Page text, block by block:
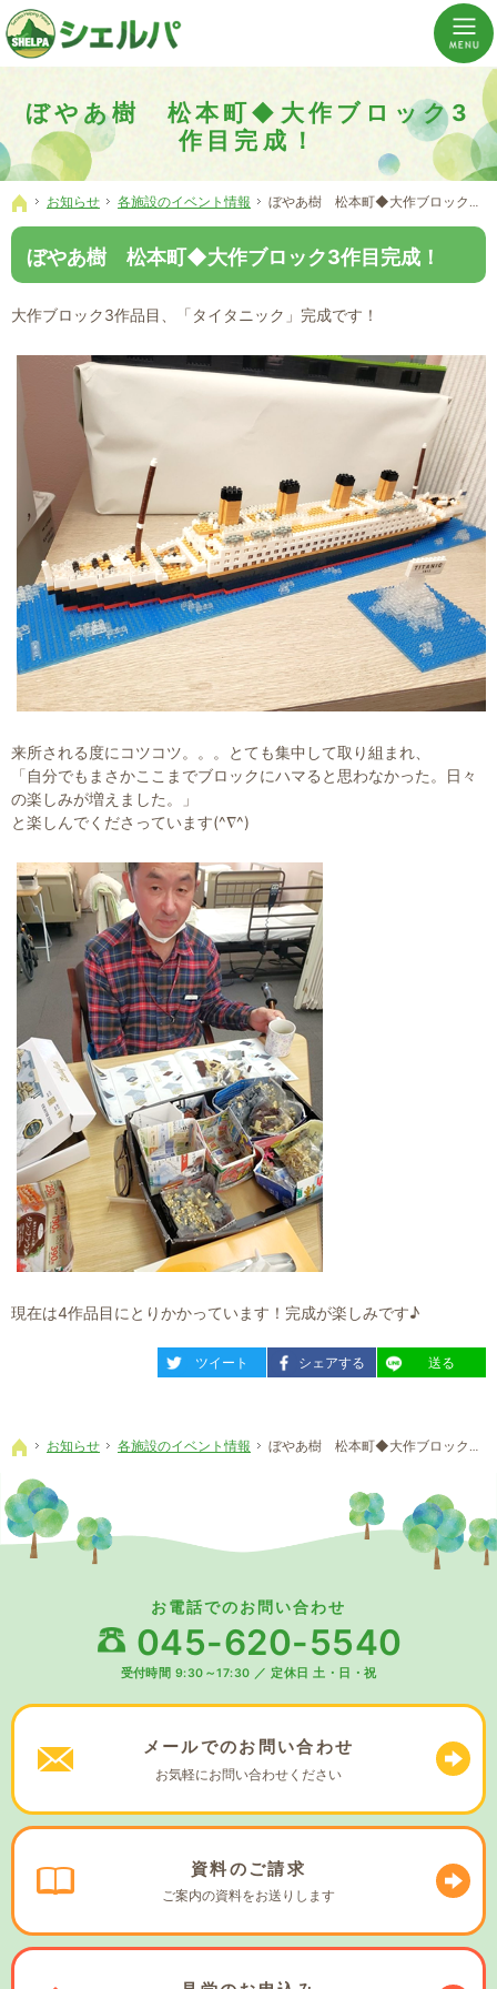
ぼやあ樹 松本町◆大作ブロック3
作目完成！
介護の「通い・泊まり・訪問」から必要なものだけをご提供。介護のことならシェルパへ。
横浜市神奈川区 事業所数No,1の小規模多機能型居宅介護ぼやあ樹
ホーム
お知らせ 各施設のイベント情報 ぼやあ樹 松本町◆大作ブロック3作目完成！
ぼやあ樹 松本町◆大作ブロック3作目完成！
大作ブロック3作品目、「タイタニック」完成です！
来所される度にコツコツ。。。とても集中して取り組まれ、
「自分でもまさかここまでブロックにハマると思わなかった。日々
の楽しみが増えました。」
と楽しんでくださっています(^∇^)
現在は4作品目にとりかかっています！完成が楽しみです♪
entry1794
ツイート entry1794
シェアする entry1794
送る
ホーム
お知らせ 各施設のイベント情報 ぼやあ樹 松本町◆大作ブロック3作目完成！
お電話でのお問い合わせ
045-620-5540
受付時間 9:30～17:30 ／ 定休日 土・日・祝
メールでのお問い合わせ
お気軽にお問い合わせください
資料のご請求
ご案内の資料をお送りします